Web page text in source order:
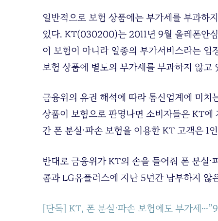
일반적으로 보험 상품에는 부가세를 부과하
있다. KT(030200)는 2011년 9월 올레폰안
이 보험이 아니라 일종의 부가서비스라는 입
보험 상품에 별도의 부가세를 부과하지 않고
금융위의 유권 해석에 따라 통신업계에 미치
상품이 보험으로 판명나면 소비자들은 KT
간 폰 분실⋅파손 보험을 이용한 KT 고객은 1
반대로 금융위가 KT의 손을 들어줘 폰 분실
콤과 LG유플러스에 지난 5년간 납부하지 않
[단독] KT, 폰 분실⋅파손 보험에도 부가세